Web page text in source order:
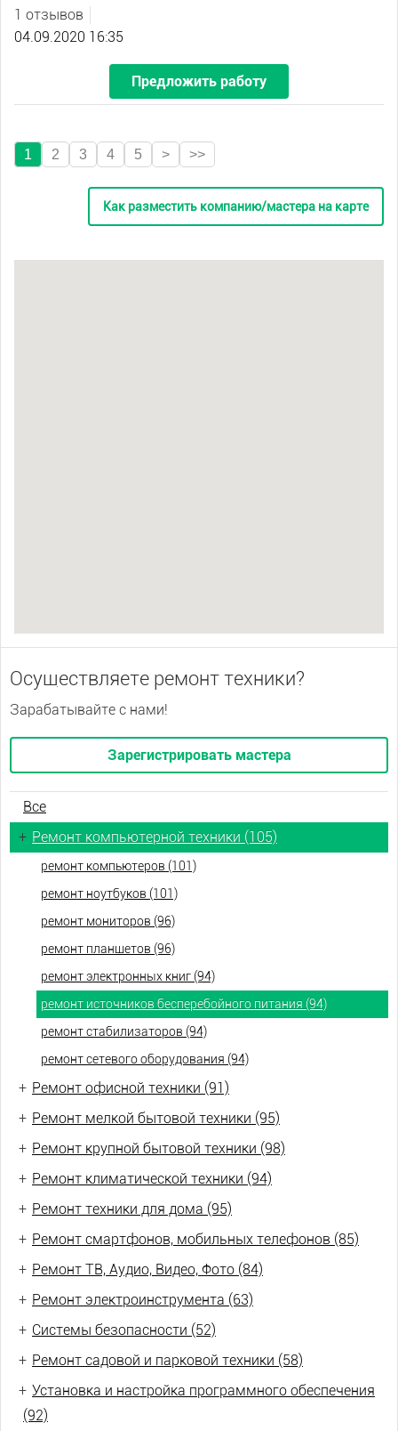
1 отзывов
04.09.2020 16:35
Предложить работу
1 2 3 4 5 > >>
Как разместить компанию/мастера на карте
Осуществляете ремонт техники?
Зарабатывайте с нами!
Зарегистрировать мастера
Все
+ Ремонт компьютерной техники (105)
ремонт компьютеров (101)
ремонт ноутбуков (101)
ремонт мониторов (96)
ремонт планшетов (96)
ремонт электронных книг (94)
ремонт источников бесперебойного питания (94)
ремонт стабилизаторов (94)
ремонт сетевого оборудования (94)
+ Ремонт офисной техники (91)
+ Ремонт мелкой бытовой техники (95)
+ Ремонт крупной бытовой техники (98)
+ Ремонт климатической техники (94)
+ Ремонт техники для дома (95)
+ Ремонт смартфонов, мобильных телефонов (85)
+ Ремонт ТВ, Аудио, Видео, Фото (84)
+ Ремонт электроинструмента (63)
+ Системы безопасности (52)
+ Ремонт садовой и парковой техники (58)
+ Установка и настройка программного обеспечения
(92)